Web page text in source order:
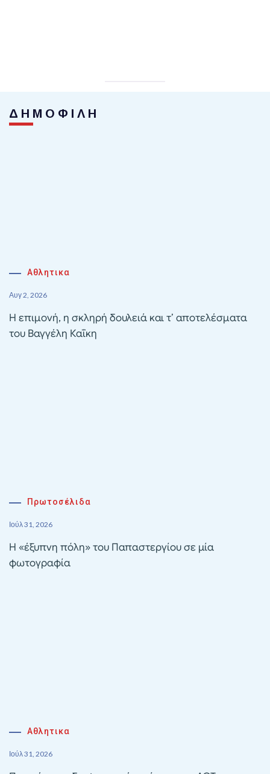
ΔΗΜΟΦΙΛΗ
Αθλητικα
Αυγ 2, 2026
Η επιμονή, η σκληρή δουλειά και τ’ αποτελέσματα
του Βαγγέλη Καΐκη
Πρωτοσέλιδα
Ιούλ 31, 2026
Η «έξυπνη πόλη» του Παπαστεργίου σε μία
φωτογραφία
Αθλητικα
Ιούλ 31, 2026